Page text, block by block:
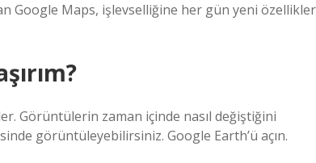
Google Maps, işlevselliğine her gün yeni özellikler
Görüntülerin zaman içinde nasıl değiştiğini
görüntüleyebilirsiniz. Google Earth’ü açın.